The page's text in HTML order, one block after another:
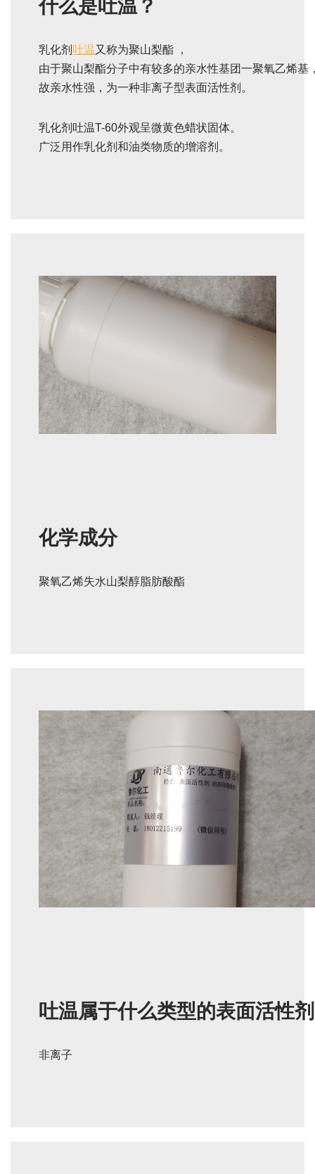
什么是吐温？
乳化剂 吐温又称为聚山梨酯 ，
由于聚山梨酯分子中有较多的亲水性基团一聚氧乙烯基
故亲水性强，为一种非离子型表面活性剂。
乳化剂吐温T-60外观呈微黄色蜡状固体。
广泛用作乳化剂和油类物质的增溶剂。
化学成分
聚氧乙烯失水山梨醇脂肪酸酯
吐温属于什么类型的表面活性
非离子